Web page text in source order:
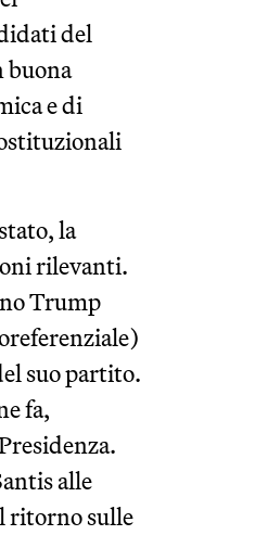
del
buona
e di
la
rilevanti.
Trump
suo partito.
fa,
alle
ritorno sulle